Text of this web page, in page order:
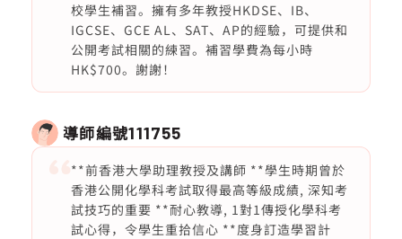
校學生補習。擁有多年教授HKDSE、IB、
IGCSE、GCE AL、SAT、AP的經驗，可提供和
公開考試相關的練習。補習學費為每小時
HK$700。謝謝！
導師編號111755
**前香港大學助理教授及講師 **學生時期曾於
香港公開化學科考試取得最高等級成績, 深知考
試技巧的重要 **耐心教導, 1對1傳授化學科考
試心得，令學生重拾信心 **度身訂造學習計